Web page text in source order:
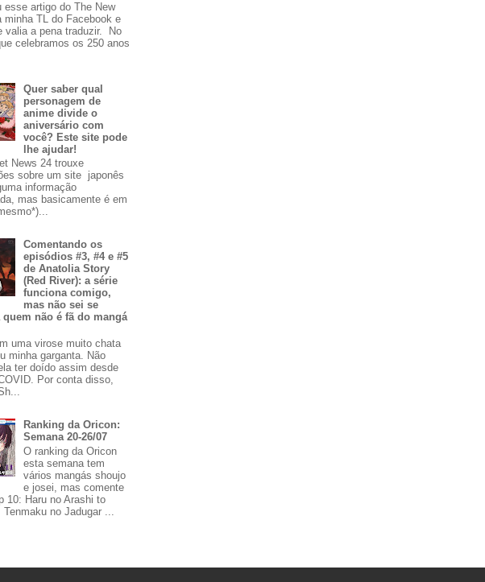
esse artigo do The New
minha TL do Facebook e
valia a pena traduzir. No
celebramos os 250 anos
Quer saber qual
personagem de
anime divide o
aniversário com
você? Este site pode
lhe ajudar!
News 24 trouxe
sobre um site japonês
informação
mas basicamente é em
Comentando os
episódios #3, #4 e #5
de Anatolia Story
(Red River): a série
funciona comigo,
mas não sei se
quem não é fã do mangá
uma virose muito chata
minha garganta. Não
ter doído assim desde
Por conta disso,
Ranking da Oricon:
Semana 20-26/07
O ranking da Oricon
esta semana tem
vários mangás shoujo
e josei, mas comente
10: Haru no Arashi to
no Jadugar ...